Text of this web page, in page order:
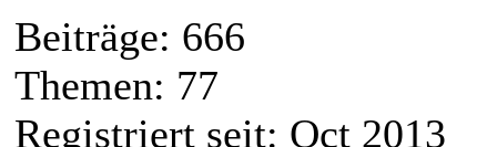
Beiträge: 666
Themen: 77
Registriert seit: Oct 2013